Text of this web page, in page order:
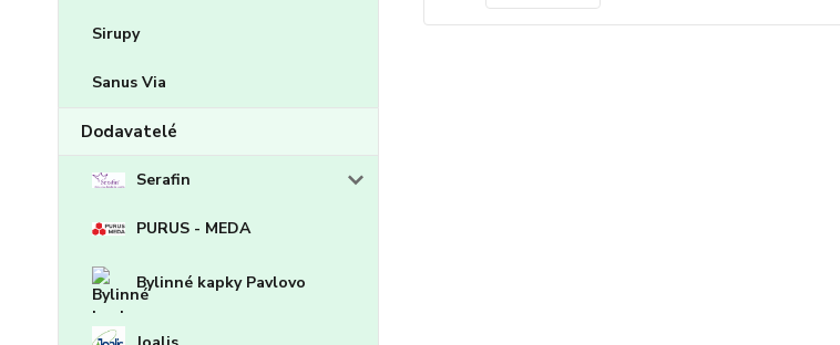
Sirupy
Sanus Via
Dodavatelé
Serafin
PURUS - MEDA
Bylinné kapky Pavlovo